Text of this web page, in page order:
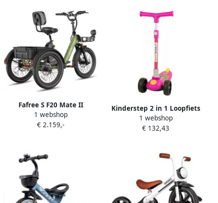
Gebruik Gunmetal Black
Gebruik Frost Grey
Fafree S F20 Mate II
Elektrische Driewieler –
21Ah Accu 85km Bereik
Gebruik Oliver Green
1 webshop
€ 2.159,-
Kinderstep 2 in 1 Loopfiets
Driewieler Buiten Spelen
Verstelbaar Stuur Tot 40 kg
1 webshop
€ 132,43